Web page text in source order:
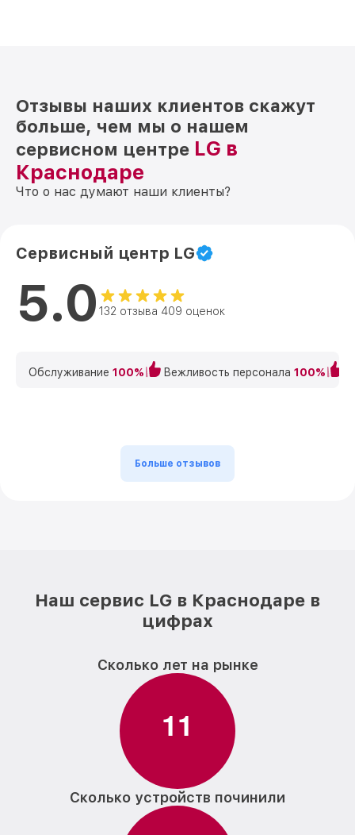
Отзывы наших клиентов скажут
больше, чем мы о нашем
сервисном центре LG в
Краснодаре
Что о нас думают наши клиенты?
Сервисный центр LG
5.0 132 отзыва 409 оценок
Обслуживание 100% Вежливость персонала 100%
Больше отзывов
Наш сервис LG в Краснодаре в
цифрах
Сколько лет на рынке
11
Сколько устройств починили